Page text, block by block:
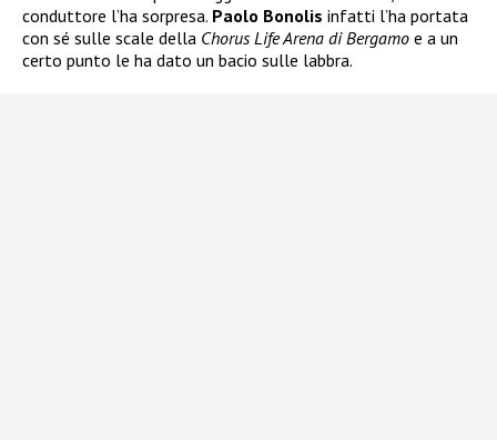
conduttore l’ha sorpresa. Paolo Bonolis infatti l’ha portata
con sé sulle scale della Chorus Life Arena di Bergamo e a un
certo punto le ha dato un bacio sulle labbra.